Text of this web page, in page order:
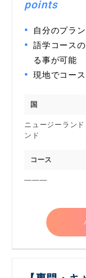
points
自分のプラ
語学コース
る事が可能
現地でコー
国
ニュージーラン
ンド
コース
―――